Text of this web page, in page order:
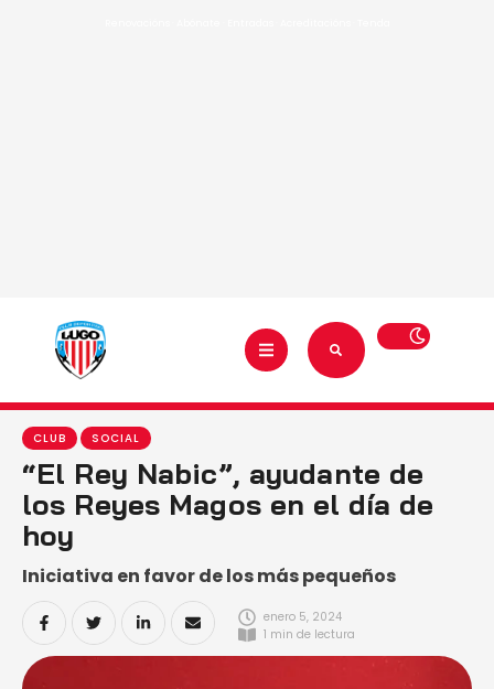
CLUB SOCIAL
“El Rey Nabic”, ayudante de
los Reyes Magos en el día de
hoy
Iniciativa en favor de los más pequeños
enero 5, 2024
1 min de lectura